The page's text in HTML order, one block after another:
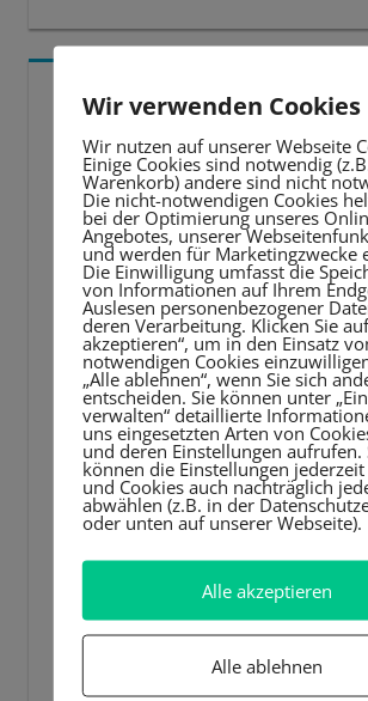
5 BESTE LERNTIPPS
Video-
Player
Wir verwenden Cookies
Wir nutzen auf unserer Webseite
Einige Cookies sind notwendig
Warenkorb) andere sind nicht
Die nicht-notwendigen Cookies
bei der Optimierung unseres
Angebotes, unserer
und werden für Marketingzwecke
Die Einwilligung umfasst die
von Informationen auf Ihrem
Auslesen personenbezogener
deren Verarbeitung. Klicken Sie
akzeptieren“, um in den Einsatz
notwendigen Cookies
„Alle ablehnen“, wenn Sie sich
entscheiden. Sie können unter
verwalten“ detaillierte
uns eingesetzten Arten von
und deren Einstellungen aufrufen.
können die Einstellungen
und Cookies auch nachträglich
abwählen (z.B. in der
oder unten auf unserer Webseite).
Alle akzeptieren
Alle ablehnen